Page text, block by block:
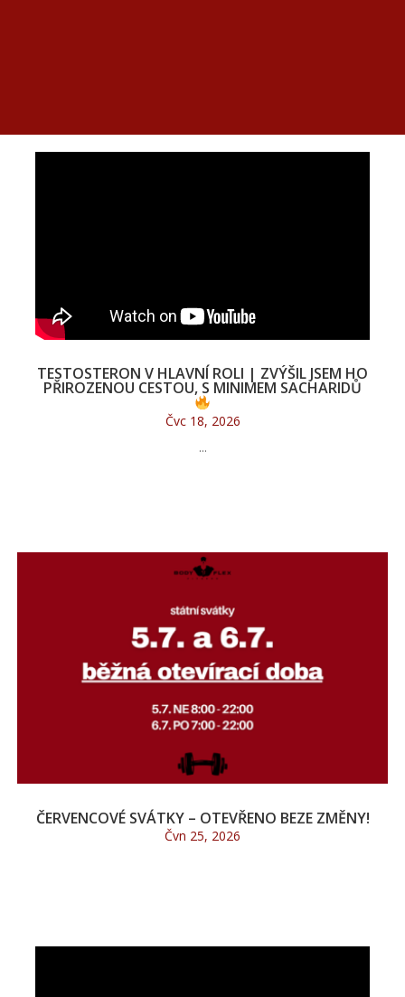
TESTOSTERON V HLAVNÍ ROLI | ZVÝŠIL JSEM HO
PŘIROZENOU CESTOU, S MINIMEM SACHARIDŮ
Čvc 18, 2026
...
ČERVENCOVÉ SVÁTKY – OTEVŘENO BEZE ZMĚNY!
Čvn 25, 2026